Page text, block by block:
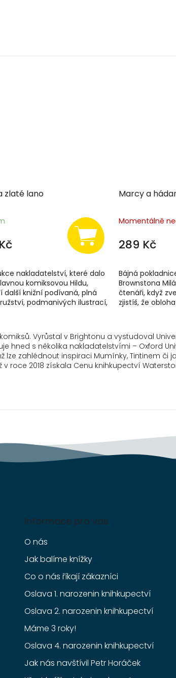
zlaté lano
nakladatelství, které dalo
komiksovou Hildu,
další knižní podívaná, plná
podmanivých ilustrací,
Marcy a
Momentálně
289 Kč
Bájná
Brownstona
čtenáři, když
zjistíš, že
Vyrůstal v Brightonu a vystudoval
hned s několika nakladatelstvími – Oxford
lze zahlédnout inspiraci Mumínky, Tintinem
roce 2018 získala Cenu knihkupectví
Informace pro vás
O nás
Jak balíme knížky
Co o nás říkají zákazníci
Oslava 1. narozenin knihkupectví
Oslava 2. narozenin knihkupectví
Máme 3 roky!
Oslava 4. narozenin knihkupectví
Jak nás navštívil Petr Horáček